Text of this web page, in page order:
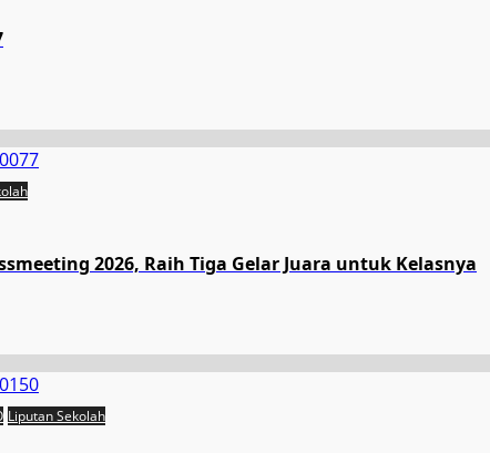
2026, Raih Tiga Gelar Juara untuk Kelasnya
Liputan Sekolah